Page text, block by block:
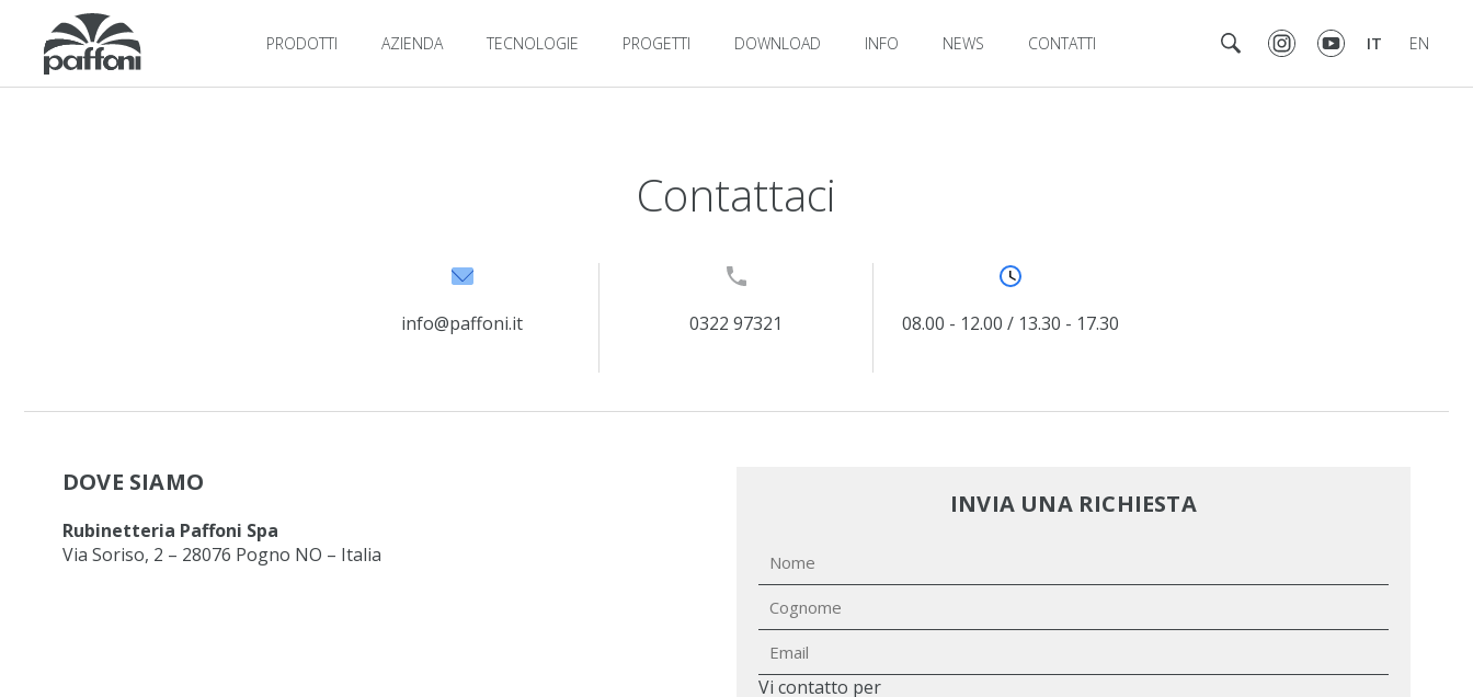
PRODOTTI AZIENDA TECNOLOGIE PROGETTI DOWNLOAD INFO NEWS CONTATTI IT EN
Contattaci
info@paffoni.it 0322 97321 08.00 - 12.00 / 13.30 - 17.30
DOVE SIAMO
Rubinetteria Paffoni Spa
Via Soriso, 2 – 28076 Pogno NO – Italia
INVIA UNA RICHIESTA
Vi contatto per